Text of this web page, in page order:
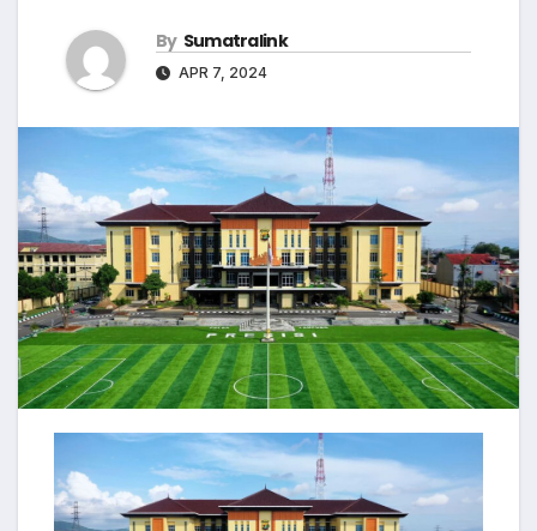
By Sumatralink
APR 7, 2024